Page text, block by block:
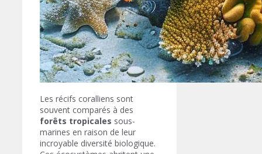
Les récifs coralliens sont
souvent comparés à des
forêts tropicales sous-
marines en raison de leur
incroyable diversité biologique.